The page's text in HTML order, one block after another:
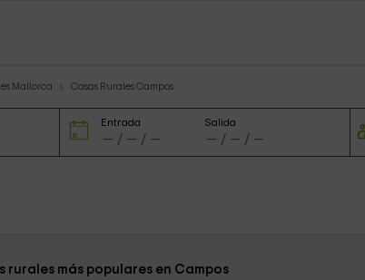
Mallorca Casas Rurales Campos
Entrada Salida
rurales más populares en Campos